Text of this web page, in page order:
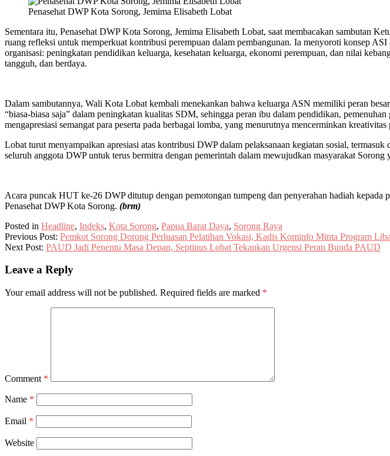
Penasehat DWP Kota Sorong, Jemima Elisabeth Lobat
Sementara itu, Penasehat DWP Kota Sorong, Jemima Elisabeth Lobat, saat membacakan sambutan
ruang refleksi untuk memperkuat kontribusi perempuan dalam pembangunan. Ia menyoroti konsep
organisasi: peningkatan pendidikan keluarga, kesehatan keluarga, ekonomi perempuan, dan nilai
tangguh, dan berdaya.
Dalam sambutannya, Wali Kota Lobat kembali menekankan bahwa keluarga ASN memiliki peran
“biasa-biasa saja” dalam peningkatan kualitas SDM, sehingga peran ibu dalam pendidikan,
mengapresiasi semangat para peserta pada berbagai lomba, yang menurutnya mencerminkan
Lobat turut menyampaikan apresiasi atas kontribusi DWP dalam pelaksanaan kegiatan sosial,
seluruh anggota DWP untuk terus bermitra dengan pemerintah dalam mewujudkan masyarakat Sorong
Acara puncak HUT ke-26 DWP ditutup dengan pemotongan tumpeng dan penyerahan hadiah
Penasehat DWP Kota Sorong. (brm)
Posted in Headline, Indeks, Kota Sorong, Papua Barat Daya, Sorong Raya
Previous Post: Pemkot Sorong Dorong Perluasan Pelatihan Vokasi, Kadis Kominfo Minta Program
Next Post: PAUD Jadi Penentu Masa Depan, Septinus Lobat Tekankan Urgensi Peran Bunda PAUD
Leave a Reply
Your email address will not be published. Required fields are marked *
Comment *
Name *
Email *
Website